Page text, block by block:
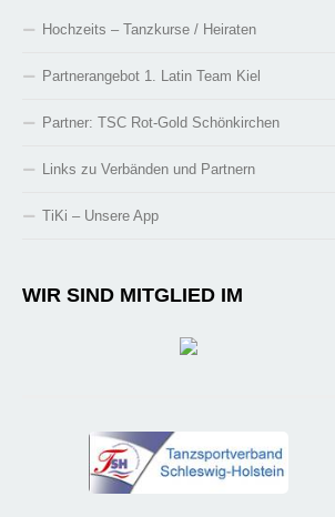
Hochzeits – Tanzkurse / Heiraten
Partnerangebot 1. Latin Team Kiel
Partner: TSC Rot-Gold Schönkirchen
Links zu Verbänden und Partnern
TiKi – Unsere App
WIR SIND MITGLIED IM